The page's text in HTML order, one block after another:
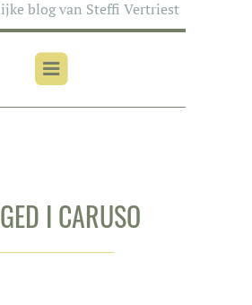
blog van Steffi Vertriest
I CARUSO